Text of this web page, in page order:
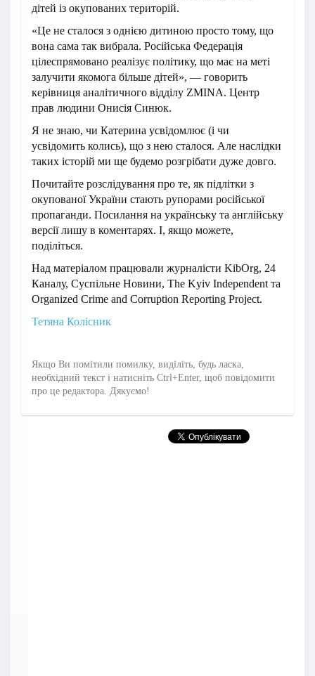
дітей із окупованих територій.
«Це не сталося з однією дитиною просто тому, що
вона сама так вибрала. Російська Федерація
цілеспрямовано реалізує політику, що має на меті
залучити якомога більше дітей», — говорить
керівниця аналітичного відділу ZMINA. Центр
прав людини Онисія Синюк.
Я не знаю, чи Катерина усвідомлює (і чи
усвідомить колись), що з нею сталося. Але наслідки
таких історій ми ще будемо розгрібати дуже довго.
Почитайте розслідування про те, як підлітки з
окупованої України стають рупорами російської
пропаганди. Посилання на українську та англійську
версії лишу в коментарях. І, якщо можете,
поділіться.
Над матеріалом працювали журналісти KibOrg, 24
Каналу, Суспільне Новини, The Kyiv Independent та
Organized Crime and Corruption Reporting Project.
Тетяна Колісник
Якщо Ви помітили помилку, виділіть, будь ласка,
необхідний текст і натисніть Ctrl+Enter, щоб повідомити
про це редактора. Дякуємо!